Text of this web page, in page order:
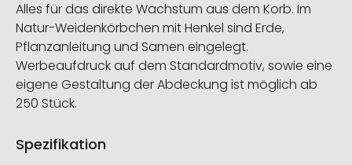
Alles für das direkte Wachstum aus dem Korb. Im
Natur-Weidenkörbchen mit Henkel sind Erde,
Pflanzanleitung und Samen eingelegt.
Werbeaufdruck auf dem Standardmotiv, sowie eine
eigene Gestaltung der Abdeckung ist möglich ab
250 Stück.
Spezifikation